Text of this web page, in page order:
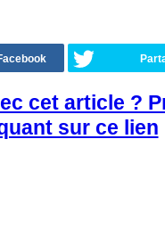
cet article ?
sur ce lien